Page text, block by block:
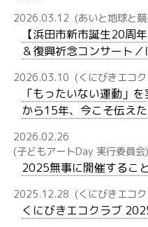
2026.03.12 (あいと地球と
【浜田市新市誕生20周
＆復興祈念コンサート
2026.03.10 (くにびきエコ
「もったいない運動」
から15年、今こそ伝え
2026.02.26
(子どもアートDay 実行委員会)
2025無事に開催するこ
2025.12.28 (くにびきエコ
くにびきエコクラブ